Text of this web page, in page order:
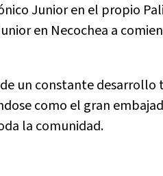
Junior en el propio
en Necochea a
un constante desarrollo
como el gran
la comunidad.